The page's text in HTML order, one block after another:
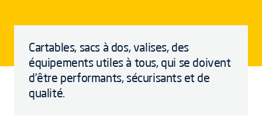
Cartables, sacs à dos, valises, des
équipements utiles à tous, qui se doivent
d’être performants, sécurisants et de
qualité.